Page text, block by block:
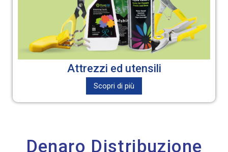
Attrezzi ed utensili
Scopri di più
Denaro Distribuzione